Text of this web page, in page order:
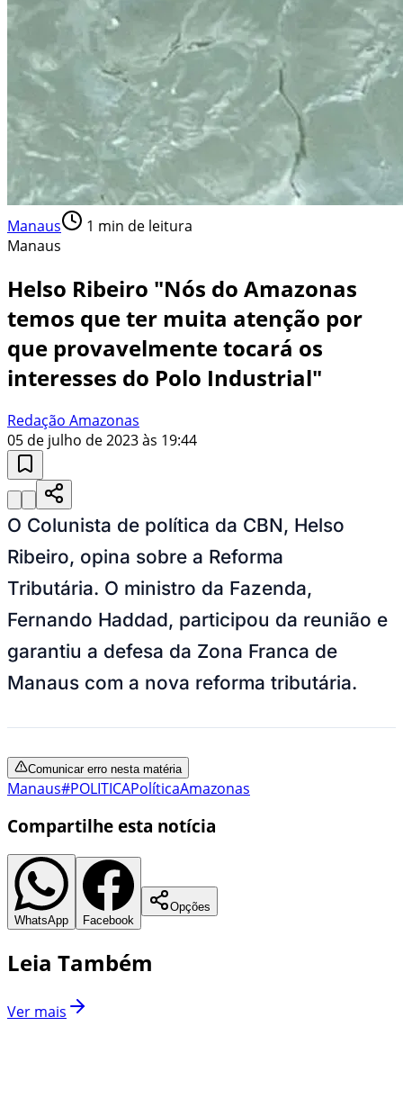
Manaus 1 min de leitura
Manaus
Helso Ribeiro "Nós do Amazonas
temos que ter muita atenção por
que provavelmente tocará os
interesses do Polo Industrial"
Redação Amazonas
05 de julho de 2023 às 19:44
O Colunista de política da CBN, Helso
Ribeiro, opina sobre a Reforma
Tributária. O ministro da Fazenda,
Fernando Haddad, participou da reunião e
garantiu a defesa da Zona Franca de
Manaus com a nova reforma tributária.
Comunicar erro nesta matéria
Manaus#POLITICAPolíticaAmazonas
Compartilhe esta notícia
WhatsApp Facebook
Opções
Leia Também
Ver mais